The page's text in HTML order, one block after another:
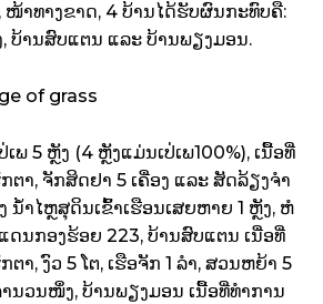
ໜ້າທາງຂາດ, 4 ບ້ານໄດ້ຮັບຜົນກະທົບຄື:
ບ້ານສົບແຕນ ແລະ ບ້ານພຽງມອນ.
ພ 5 ຫຼັງ (4 ຫຼັງແມ່ນເປ່ເພ100%), ເນື້ອທີ່
ຕາ, ຈັກສິດຢາ 5 ເຄື່ອງ ແລະ ສັດລ້ຽງຈໍາ
ນ້ຳໄຫຼສຸດິນເຂົ້າເຮືອນເສຍຫາຍ 1 ຫຼັງ, ຫໍ
ນກອງຮ້ອຍ 223, ບ້ານສົບແຕນ ເນື່ອທີ່
າ, ງົວ 5 ໂຕ, ເຮືອຈັກ 1 ລຳ, ສວນຫຍ້າ 5
ນວນໜຶ່ງ, ບ້ານພຽງມອນ ເນື້ອທີ່ທຳການ